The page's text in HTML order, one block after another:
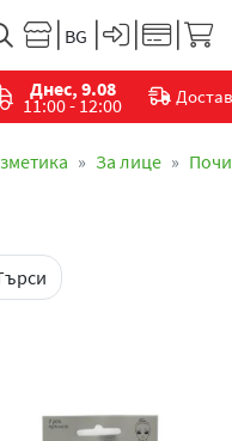
Днес, 9.08
11:00 - 12:00
За лице